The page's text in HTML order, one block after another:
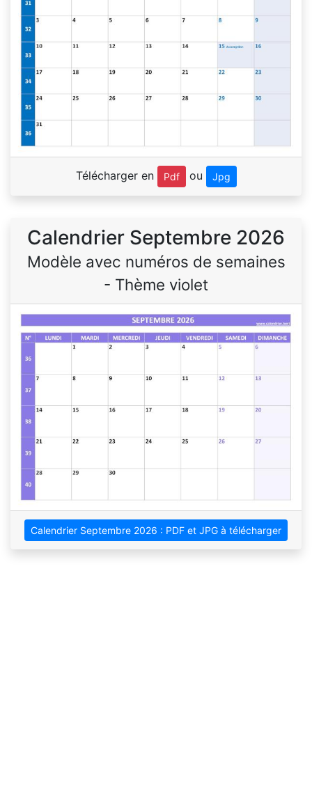
Télécharger en Pdf ou Jpg
Calendrier Septembre 2026
Modèle avec numéros de semaines
- Thème violet
Calendrier Septembre 2026 : PDF et JPG à télécharger